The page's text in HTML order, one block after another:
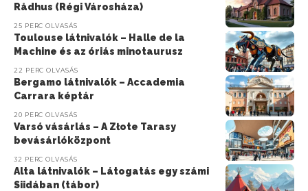
Rådhus (Régi Városháza)
25 PERC OLVASÁS
Toulouse látnivalók – Halle de la
Machine és az óriás minotaurusz
22 PERC OLVASÁS
Bergamo látnivalók – Accademia
Carrara képtár
20 PERC OLVASÁS
Varsó vásárlás – A Złote Tarasy
bevásárlóközpont
32 PERC OLVASÁS
Alta látnivalók – Látogatás egy számi
Siidában (tábor)